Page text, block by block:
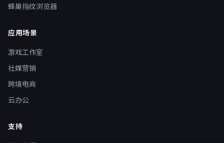
蜂巢指纹浏览器
应用场景
游戏工作室
社媒营销
跨境电商
云办公
支持